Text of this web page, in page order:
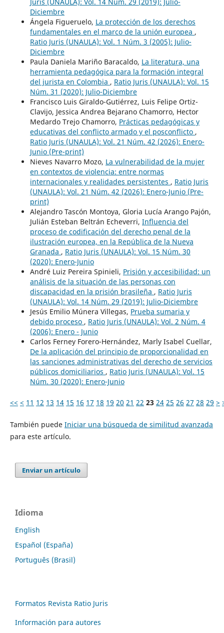
Juris (UNAULA): Vol. 14 Núm. 29 (2019): Julio-
Diciembre
Ángela Figueruelo, La protección de los derechos
fundamentales en el marco de la unión europea ,
Ratio Juris (UNAULA): Vol. 1 Núm. 3 (2005): Julio-
Diciembre
Paula Daniela Mariño Baracaldo, La literatura, una
herramienta pedagógica para la formación integral
del jurista en Colombia , Ratio Juris (UNAULA): Vol. 15
Núm. 31 (2020): Julio-Diciembre
Francisco Luis Giraldo-Gutiérrez, Luis Felipe Ortiz-
Clavijo, Jessica Andrea Bejarano Chamorro, Hector
Medardo Trejo Chamorro, Prácticas pedagógicas y
educativas del conflicto armado y el posconflicto ,
Ratio Juris (UNAULA): Vol. 21 Núm. 42 (2026): Enero-
Junio (Pre-print)
Nieves Navarro Mozo, La vulnerabilidad de la mujer
en contextos de violencia: entre normas
internacionales y realidades persistentes , Ratio Juris
(UNAULA): Vol. 21 Núm. 42 (2026): Enero-Junio (Pre-
print)
Alejandro Tascón Montoya, Gloria Lucía Arango Pajón,
Julián Esteban Beltrán Echeverri, Influencia del
proceso de codificación del derecho penal de la
ilustración europea, en la República de la Nueva
Granada , Ratio Juris (UNAULA): Vol. 15 Núm. 30
(2020): Enero-Junio
André Luiz Pereira Spinieli, Prisión y accesibilidad: un
análisis de la situación de las personas con
discapacidad en la prisión brasileña , Ratio Juris
(UNAULA): Vol. 14 Núm. 29 (2019): Julio-Diciembre
Jesús Emilio Múnera Villegas, Prueba sumaria y
debido proceso , Ratio Juris (UNAULA): Vol. 2 Núm. 4
(2006): Enero - Junio
Carlos Ferney Forero-Hernández, Marly Isabel Cuellar,
De la aplicación del principio de proporcionalidad en
las sanciones administrativas del derecho de servicios
públicos domiciliarios , Ratio Juris (UNAULA): Vol. 15
Núm. 30 (2020): Enero-Junio
<< < 11 12 13 14 15 16 17 18 19 20 21 22 23 24 25 26 27 28 29 >
También puede Iniciar una búsqueda de similitud avanzada
para este artículo.
Enviar un artículo
Idioma
English
Español (España)
Português (Brasil)
Formatos Revista Ratio Juris
Información para autores